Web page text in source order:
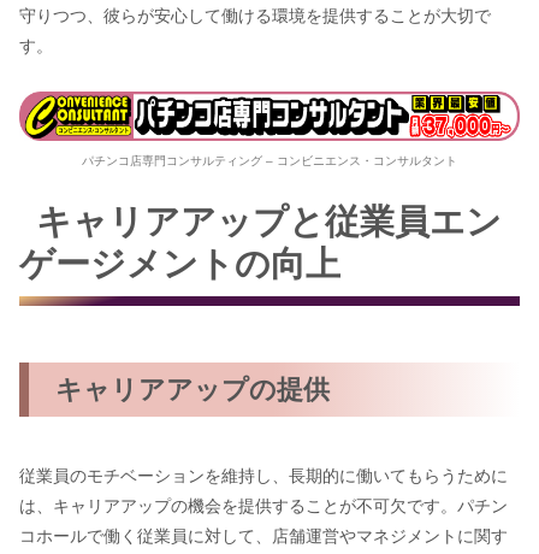
守りつつ、彼らが安心して働ける環境を提供することが大切で
す。
パチンコ店専門コンサルティング – コンビニエンス・コンサルタント
キャリアアップと従業員エン
ゲージメントの向上
キャリアアップの提供
従業員のモチベーションを維持し、長期的に働いてもらうために
は、キャリアアップの機会を提供することが不可欠です。パチン
コホールで働く従業員に対して、店舗運営やマネジメントに関す